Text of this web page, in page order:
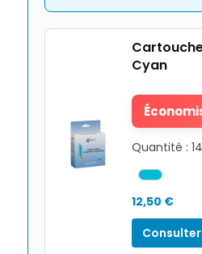
Cyan
Quantité :
12,50 €